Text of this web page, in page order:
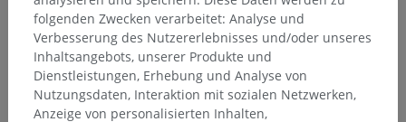
folgenden Zwecken verarbeitet: Analyse und
Verbesserung des Nutzererlebnisses und/oder unseres
Inhaltsangebots, unserer Produkte und
Dienstleistungen, Erhebung und Analyse von
Nutzungsdaten, Interaktion mit sozialen Netzwerken,
Anzeige von personalisierten Inhalten,